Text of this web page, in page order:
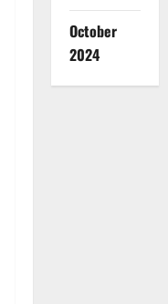
October
2024